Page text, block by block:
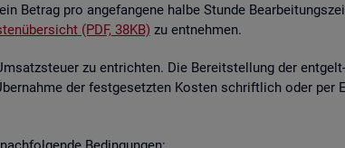
Be­trag pro an­ge­fan­ge­ne halbe Stun­de
(PDF, 38KB) zu ent­neh­men.
zu ent­rich­ten. Die Be­reit­stel­lung der ent­gelt­
der fest­ge­setz­ten Kos­ten schrift­lich oder per